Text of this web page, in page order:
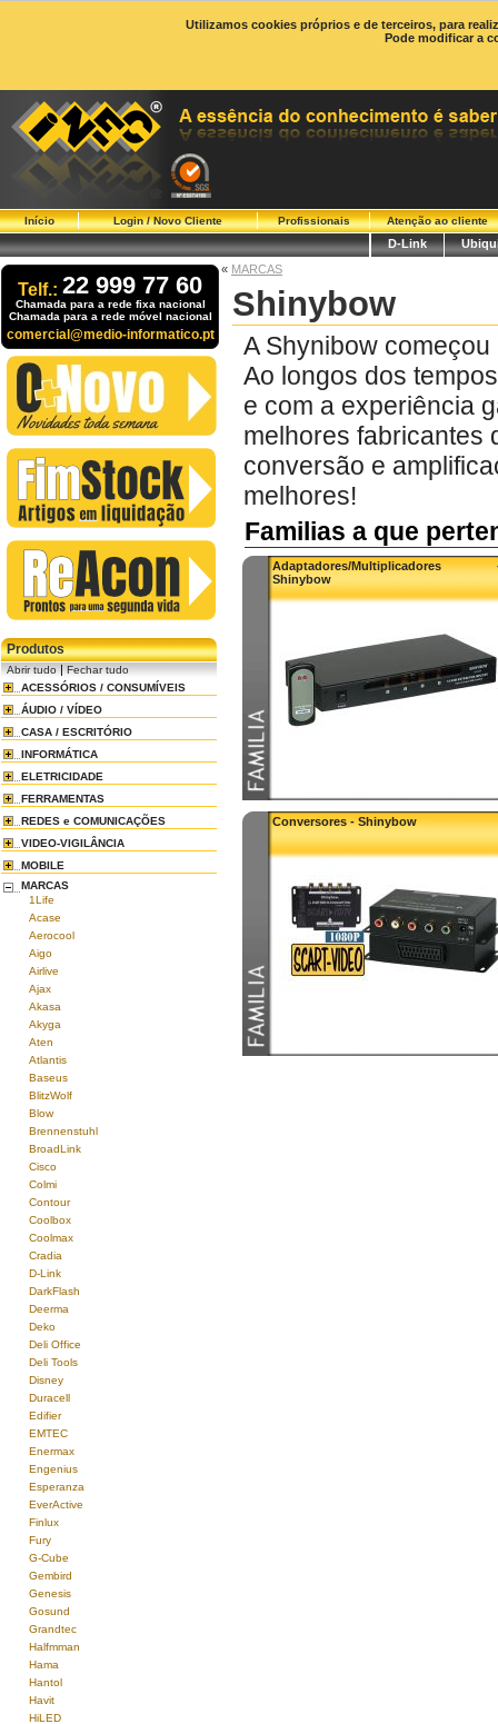
Utilizamos cookies próprios e de terceiros, para
Pode modificar a
Início Login / Novo Cliente Profissionais Atenção ao cliente
D-Link
Telf.: 22 999 77 60
Chamada para a rede fixa nacional
Chamada para a rede móvel nacional
comercial@medio-informatico.pt
Produtos
Abrir tudo|Fechar tudo
ACESSÓRIOS / CONSUMÍVEIS
ÁUDIO / VÍDEO
CASA / ESCRITÓRIO
INFORMÁTICA
ELETRICIDADE
FERRAMENTAS
REDES e COMUNICAÇÕES
VIDEO-VIGILÂNCIA
MOBILE
MARCAS
1Life
Acase
Aerocool
Aigo
Airlive
Ajax
Akasa
Akyga
Aten
Atlantis
Baseus
BlitzWolf
Blow
Brennenstuhl
BroadLink
Cisco
Colmi
Contour
Coolbox
Coolmax
Cradia
D-Link
DarkFlash
Deerma
Deko
Deli Office
Deli Tools
Disney
Duracell
Edifier
EMTEC
Enermax
Engenius
Esperanza
EverActive
Finlux
Fury
G-Cube
Gembird
Genesis
Gosund
Grandtec
Halfmman
Hama
Hantol
Havit
HiLED
« MARCAS
Shinybow
A Shynibow
Ao longos dos
e com a experiência
melhores fabricantes
conversão e
melhores!
Familias a que
Adaptadores/Multiplicadores
Shinybow
Conversores - Shinybow